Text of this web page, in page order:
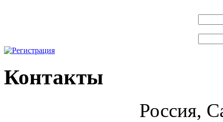
Контакты
Россия,